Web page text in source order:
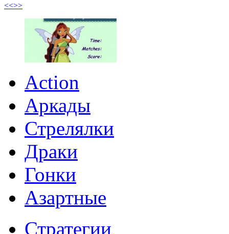
<<>>
Action
Аркады
Стрелялки
Драки
Гонки
Азартные
Стратегии